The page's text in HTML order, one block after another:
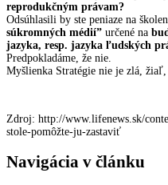
reprodukčným právam?
Odsúhlasili by ste peniaze na
súkromných médií” určené na
jazyka, resp. jazyka ľudských
Predpokladáme, že nie.
Myšlienka Stratégie nie je zlá,
Zdroj: http://www.lifenews.sk/
stole-pomôžte-ju-zastaviť
Navigácia v článku